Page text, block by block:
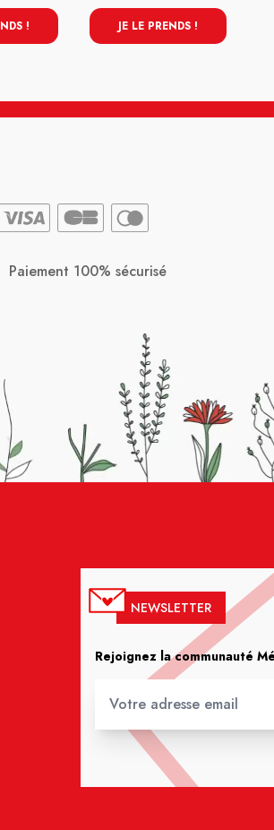
! JE LE PRENDS !
Paiement 100% sécurisé
NEWSLETTER
Rejoignez la communauté